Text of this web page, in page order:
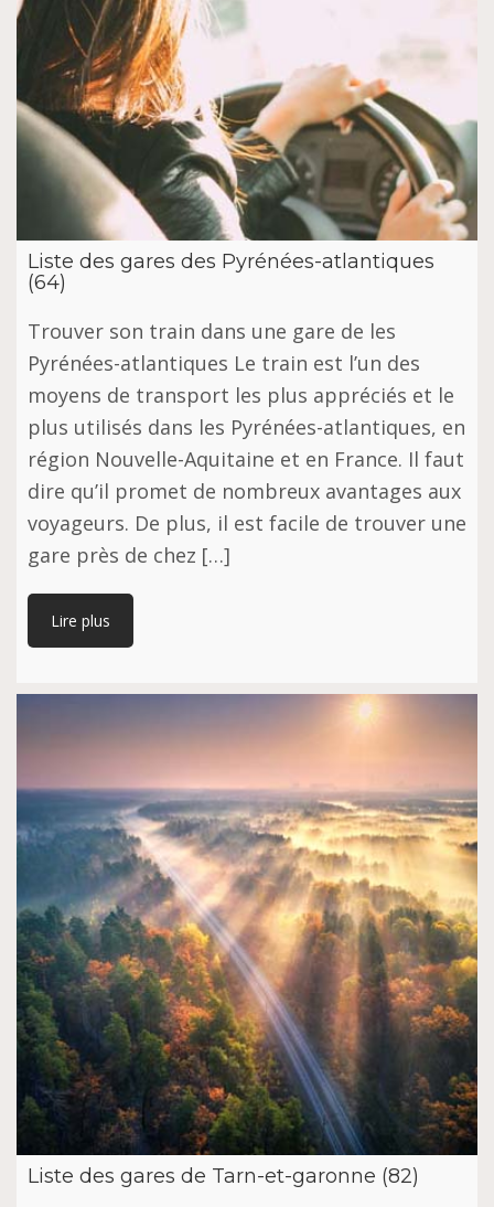
Liste des gares des Pyrénées-atlantiques
(64)
Trouver son train dans une gare de les
Pyrénées-atlantiques Le train est l’un des
moyens de transport les plus appréciés et le
plus utilisés dans les Pyrénées-atlantiques, en
région Nouvelle-Aquitaine et en France. Il faut
dire qu’il promet de nombreux avantages aux
voyageurs. De plus, il est facile de trouver une
gare près de chez […]
Lire plus
Liste des gares de Tarn-et-garonne (82)